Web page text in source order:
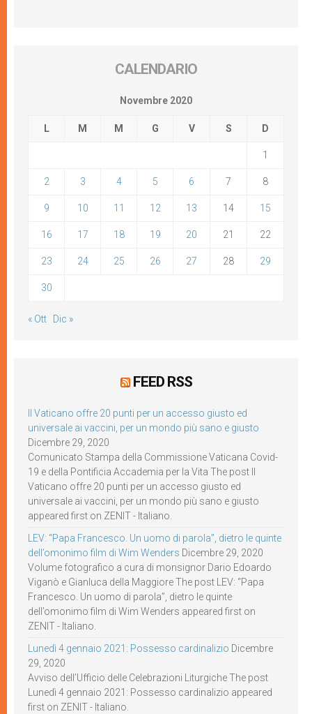
CALENDARIO
Novembre 2020
L M M G V S D
1
2 3 4 5 6 7 8
9 10 11 12 13 14 15
16 17 18 19 20 21 22
23 24 25 26 27 28 29
30
« Ott Dic »
FEED RSS
Il Vaticano offre 20 punti per un accesso giusto ed
universale ai vaccini, per un mondo più sano e giusto
Dicembre 29, 2020
Comunicato Stampa della Commissione Vaticana Covid-
19 e della Pontificia Accademia per la Vita The post Il
Vaticano offre 20 punti per un accesso giusto ed
universale ai vaccini, per un mondo più sano e giusto
appeared first on ZENIT - Italiano.
LEV: “Papa Francesco. Un uomo di parola”, dietro le quinte
dell’omonimo film di Wim Wenders Dicembre 29, 2020
Volume fotografico a cura di monsignor Dario Edoardo
Viganò e Gianluca della Maggiore The post LEV: “Papa
Francesco. Un uomo di parola”, dietro le quinte
dell’omonimo film di Wim Wenders appeared first on
ZENIT - Italiano.
Lunedì 4 gennaio 2021: Possesso cardinalizio Dicembre
29, 2020
Avviso dell’Ufficio delle Celebrazioni Liturgiche The post
Lunedì 4 gennaio 2021: Possesso cardinalizio appeared
first on ZENIT - Italiano.